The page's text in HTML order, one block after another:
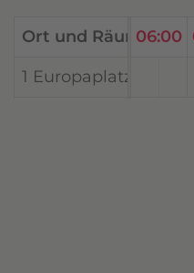
Ort und Räume
04:00 05:00 06:00
1 Europaplatz, Linz,